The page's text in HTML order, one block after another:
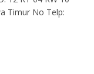
Timur No Telp: